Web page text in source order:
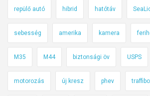
repülő autó hibrid hatótáv
sebesség amerika kamera
M35 M44 biztonsági öv USPS
motorozás új kresz phev